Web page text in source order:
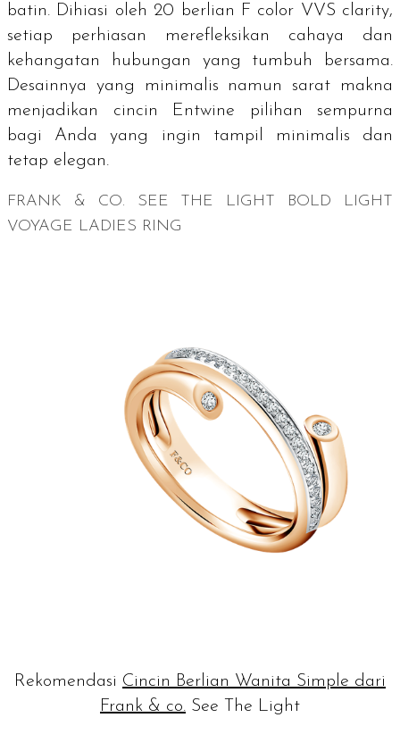
batin. Dihiasi oleh 20 berlian F color VVS clarity,
setiap perhiasan merefleksikan cahaya dan
kehangatan hubungan yang tumbuh bersama.
Desainnya yang minimalis namun sarat makna
menjadikan cincin Entwine pilihan sempurna
bagi Anda yang ingin tampil minimalis dan
tetap elegan.
FRANK & CO. SEE THE LIGHT BOLD LIGHT
VOYAGE LADIES RING
Rekomendasi Cincin Berlian Wanita Simple dari
Frank & co. See The Light